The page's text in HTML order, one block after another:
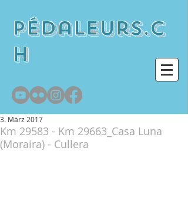
pédaleurs.c
h
Km 29583 - Km 29663_Casa Luna
(Moraira) - Cullera
3. März 2017